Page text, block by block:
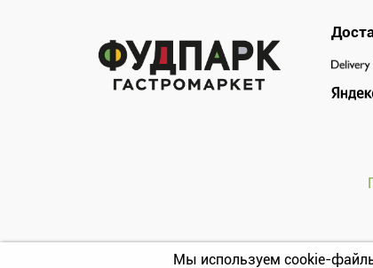
Мы используем cookie-